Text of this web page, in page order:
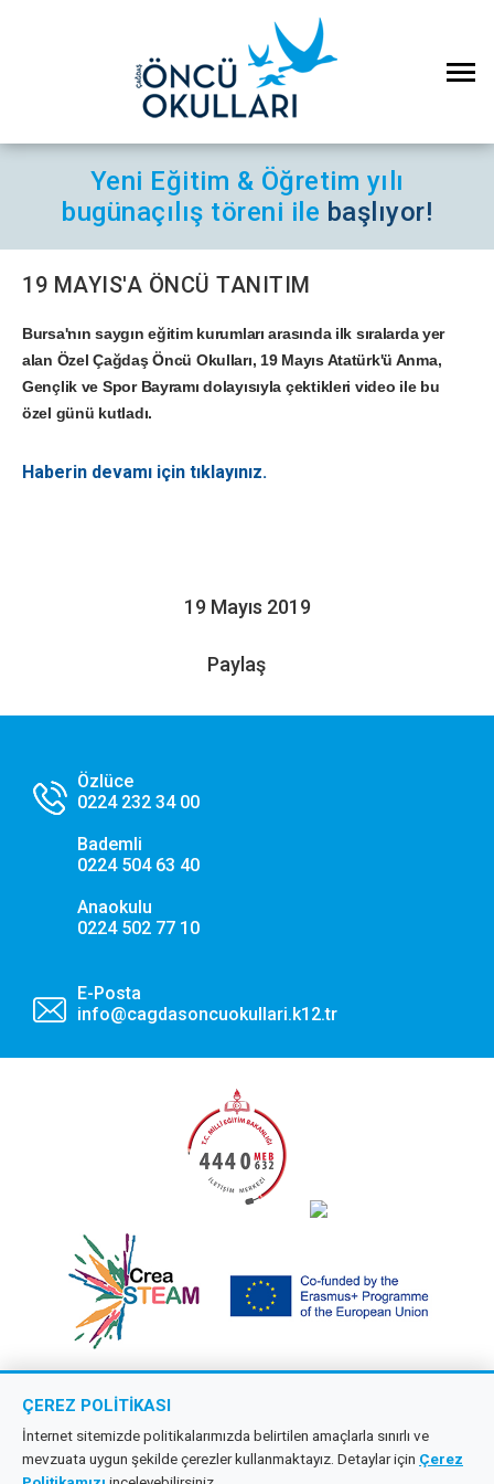
Yeni Eğitim & Öğretim yılı
bugünaçılış töreni ile başlıyor!
19 MAYIS'A ÖNCÜ TANITIM
Bursa'nın saygın eğitim kurumları arasında ilk sıralarda yer
alan Özel Çağdaş Öncü Okulları, 19 Mayıs Atatürk'ü Anma,
Gençlik ve Spor Bayramı dolayısıyla çektikleri video ile bu
özel günü kutladı.
Haberin devamı için tıklayınız.
19 Mayıs 2019
Paylaş
Özlüce
0224 232 34 00
Bademli
0224 504 63 40
Anaokulu
0224 502 77 10
E-Posta
info@cagdasoncuokullari.k12.tr
Copyright © 2026 Çağdaş Öncü Okullar
Tüm hakları saklıdır.
ÇEREZ POLITIKASI
İnternet sitemizde politikalarımızda belirtilen amaçlarla sınırlı ve
mevzuata uygun şekilde çerezler kullanmaktayız. Detaylar için Çerez
istediğiniz çerez türlerini özelleştirebilirsiniz. Değişikliklerin geçerli
Performans ve Analiz Çerezleri
Sitemizi kaç kişinin ziyaret ettiğini anlamamıza, sayfaların
performanslarını analiz etmemize ve kullanıcı deneyimini
iyileştirmemize yardımcı olur.
Pazarlama ve Hedefleme Çerezleri
tarafından kullanılan çerezlerdir.
Tercihlerimi Kaydet